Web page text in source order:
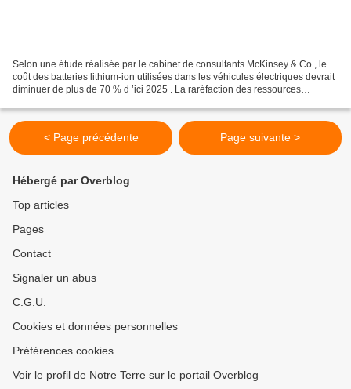
Selon une étude réalisée par le cabinet de consultants McKinsey & Co , le
coût des batteries lithium-ion utilisées dans les véhicules électriques devrait
diminuer de plus de 70 % d ’ici 2025 . La raréfaction des ressources
< Page précédente Page suivante >
Hébergé par Overblog
Top articles
Pages
Contact
Signaler un abus
C.G.U.
Cookies et données personnelles
Préférences cookies
Voir le profil de Notre Terre sur le portail Overblog